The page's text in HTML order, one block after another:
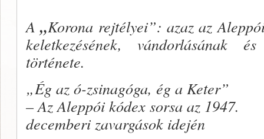
A„Korona rejtélyei”: azaz az
keletkezésének, vándorlásának
története.
„Ég az ó-zsinagóga, ég a Keter”
– Az Aleppói kódex sorsa az 1947.
decemberi zavargások idején